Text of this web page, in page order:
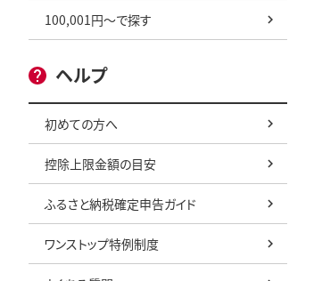
100,001円～で探す
ヘルプ
初めての方へ
控除上限金額の目安
ふるさと納税確定申告ガイド
ワンストップ特例制度